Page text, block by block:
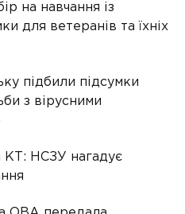
на навчання із
для ветеранів та їхніх
підбили підсумки
з вірусними
КТ: НСЗУ нагадує